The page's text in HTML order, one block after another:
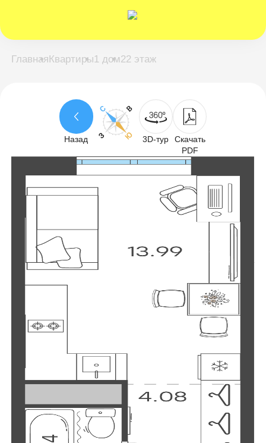
ГлавнаяКвартиры1 дом22 этаж
Назад 3D-тур
Скачать
PDF